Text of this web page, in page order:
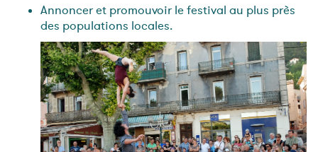
Annoncer et promouvoir le festival au plus près
des populations locales.